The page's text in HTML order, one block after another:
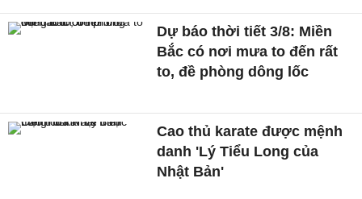
Dự báo thời tiết 3/8: Miền
Bắc có nơi mưa to đến rất
to, đề phòng dông lốc
Cao thủ karate được mệnh
danh 'Lý Tiểu Long của
Nhật Bản'